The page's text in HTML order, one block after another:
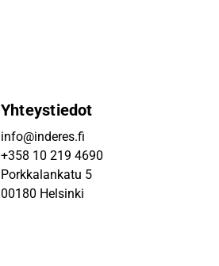
Yhteystiedot
info@inderes.fi
+358 10 219 4690
Porkkalankatu 5
00180 Helsinki